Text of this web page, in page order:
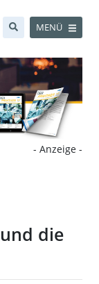
MENÜ
- Anzeige -
die